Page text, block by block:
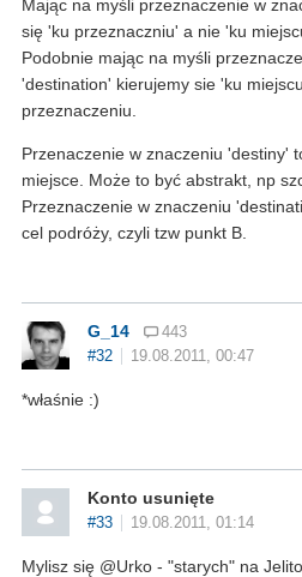
Mając na myśli przeznaczenie w
się 'ku przeznaczniu' a nie 'ku
Podobnie mając na myśli
'destination' kierujemy sie 'ku
przeznaczeniu.
Przenaczenie w znaczeniu 'destiny'
miejsce. Może to być abstrakt, np
Przeznaczenie w znaczeniu
cel podróży, czyli tzw punkt B.
G_14
443
#32
19.08.2011, 00:47
*właśnie :)
Konto usunięte
#33 19.08.2011, 01:14
Mylisz się @Urko - "starych" na